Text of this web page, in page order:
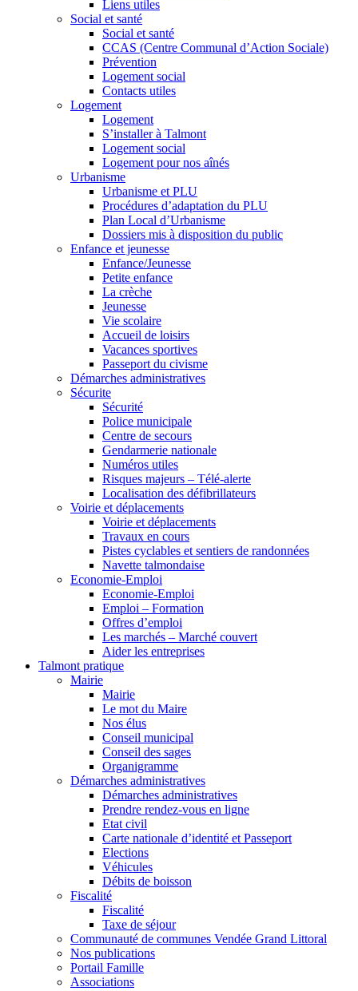
Liens utiles
Social et santé
Social et santé
CCAS (Centre Communal d’Action Sociale)
Prévention
Logement social
Contacts utiles
Logement
Logement
S’installer à Talmont
Logement social
Logement pour nos aînés
Urbanisme
Urbanisme et PLU
Procédures d’adaptation du PLU
Plan Local d’Urbanisme
Dossiers mis à disposition du public
Enfance et jeunesse
Enfance/Jeunesse
Petite enfance
La crèche
Jeunesse
Vie scolaire
Accueil de loisirs
Vacances sportives
Passeport du civisme
Démarches administratives
Sécurite
Sécurité
Police municipale
Centre de secours
Gendarmerie nationale
Numéros utiles
Risques majeurs – Télé-alerte
Localisation des défibrillateurs
Voirie et déplacements
Voirie et déplacements
Travaux en cours
Pistes cyclables et sentiers de randonnées
Navette talmondaise
Economie-Emploi
Economie-Emploi
Emploi – Formation
Offres d’emploi
Les marchés – Marché couvert
Aider les entreprises
Talmont pratique
Mairie
Mairie
Le mot du Maire
Nos élus
Conseil municipal
Conseil des sages
Organigramme
Démarches administratives
Démarches administratives
Prendre rendez-vous en ligne
Etat civil
Carte nationale d’identité et Passeport
Elections
Véhicules
Débits de boisson
Fiscalité
Fiscalité
Taxe de séjour
Communauté de communes Vendée Grand Littoral
Nos publications
Portail Famille
Associations